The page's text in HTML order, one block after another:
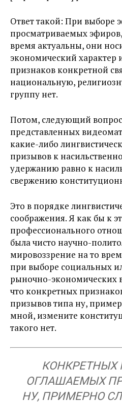
Ответ такой: При выборе
просматриваемых
время актуальны, они
экономический характер
признаков конкретной
национальную,
группу нет.
Потом, следующий
представленных
какие-либо
призывов к
удержанию равно к
свержению
Это в порядке
соображения. Я как бы к
профессионального
была чисто научно-
мировоззрение на то
при выборе социальных
рыночно-экономических
что конкретных
призывов типа ну,
мной, измените
такого нет.
КОНКРЕТНЫХ
ОГЛАШАЕМЫХ
НУ, ПРИМЕРНО